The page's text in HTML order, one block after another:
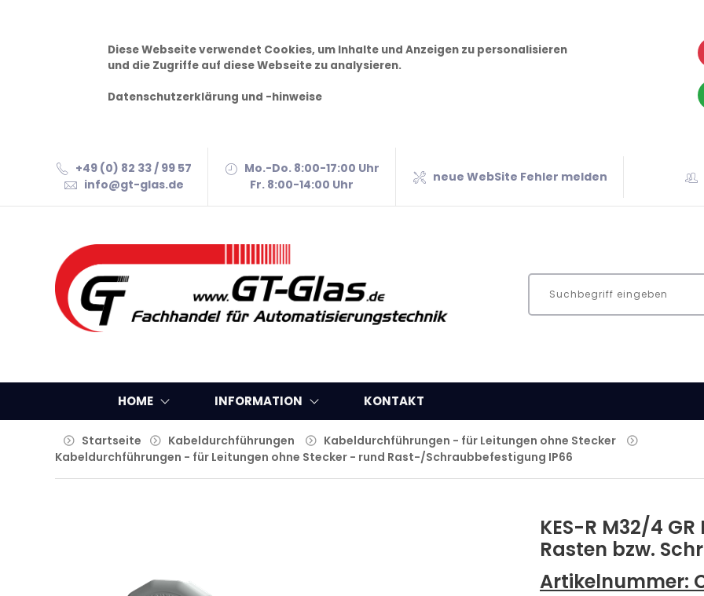
Diese Webseite verwendet Cookies, um Inhalte und Anzeigen zu personalisieren
und die Zugriffe auf diese Webseite zu analysieren.
Datenschutzerklärung und -hinweise
+49 (0) 82 33 / 99 57
info@gt-glas.de
Mo.-Do. 8:00-17:00 Uhr
Fr. 8:00-14:00 Uhr
neue WebSite Fehler melden
HOME INFORMATION KONTAKT
Startseite Kabeldurchführungen
Kabeldurchführungen - für Leitungen ohne Stecker
Kabeldurchführungen - für Leitungen ohne Stecker - rund Rast-/Schraubbefestigung IP66
KES-R M32/4
Rasten bzw.
Artikelnummer: